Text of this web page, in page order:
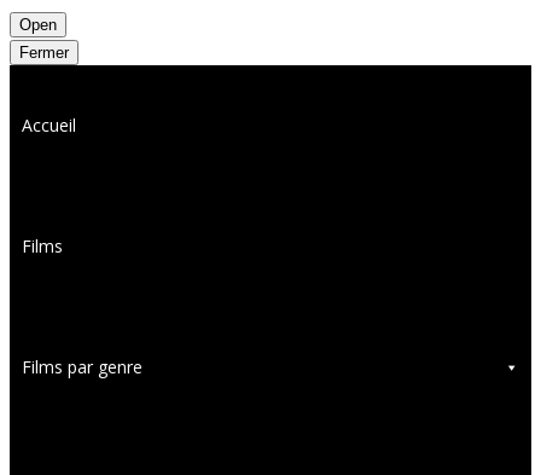
Open
Fermer
Accueil
Films
Films par genre